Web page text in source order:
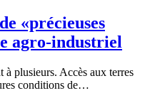
«précieuses
agro-industriel
à plusieurs. Accès aux terres
conditions de…